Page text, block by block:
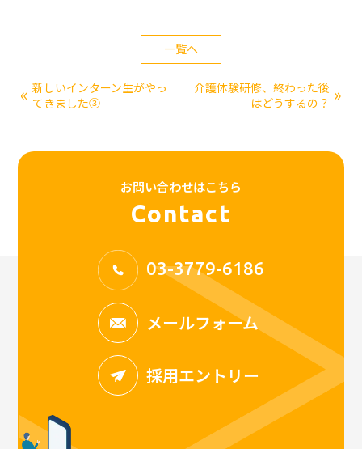
« 新しいインターン生がやっ
てきました③
一覧へ
介護体験研修、終わった後
はどうするの？ »
お問い合わせはこちら
Contact
03-3779-6186
メールフォーム
採用エントリー